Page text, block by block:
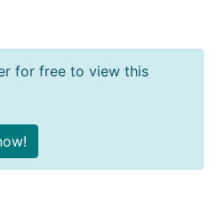
for free to view this